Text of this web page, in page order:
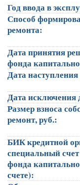
Год ввода в
Способ
ремонта:
Дата принятия
фонда
Дата наступления
Дата исключения
Размер взноса
ремонт, руб.:
БИК кредитной
специальный
фонда
счете):